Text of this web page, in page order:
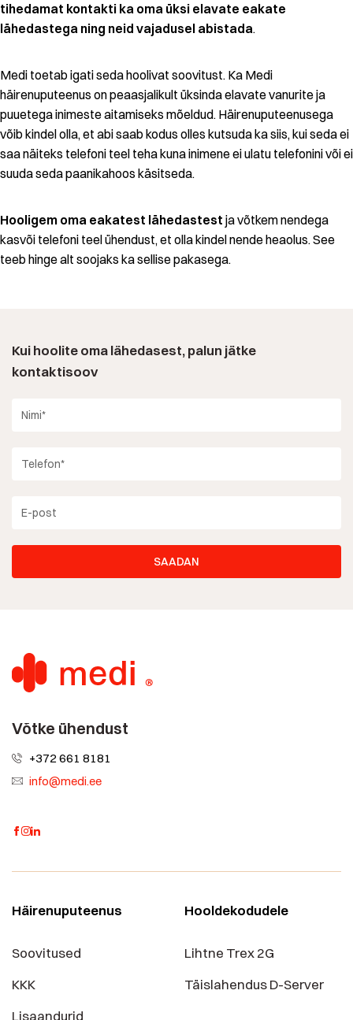
tihedamat kontakti ka oma üksi elavate eakate
lähedastega ning neid vajadusel abistada.
Medi toetab igati seda hoolivat soovitust. Ka Medi
häirenuputeenus on peaasjalikult üksinda elavate vanurite ja
puuetega inimeste aitamiseks mõeldud. Häirenuputeenusega
võib kindel olla, et abi saab kodus olles kutsuda ka siis, kui seda ei
saa näiteks telefoni teel teha kuna inimene ei ulatu telefonini või ei
suuda seda paanikahoos käsitseda.
Hooligem oma eakatest lähedastest ja võtkem nendega
kasvõi telefoni teel ühendust, et olla kindel nende heaolus. See
teeb hinge alt soojaks ka sellise pakasega.
Kui hoolite oma lähedasest, palun jätke
kontaktisoov
Võtke ühendust
+372 661 8181
info@medi.ee
Häirenuputeenus
Soovitused
KKK
Lisaandurid
Hooldekodudele
Lihtne Trex 2G
Täislahendus D-Server